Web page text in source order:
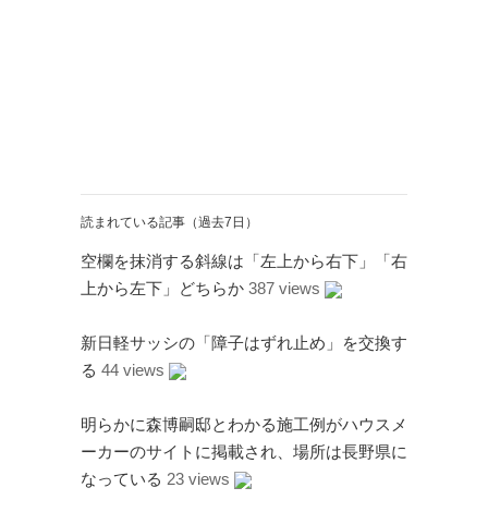
読まれている記事（過去7日）
空欄を抹消する斜線は「左上から右下」「右
上から左下」どちらか 387 views
新日軽サッシの「障子はずれ止め」を交換す
る 44 views
明らかに森博嗣邸とわかる施工例がハウスメ
ーカーのサイトに掲載され、場所は長野県に
なっている 23 views